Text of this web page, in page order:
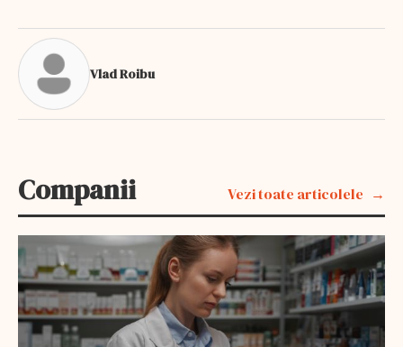
Vlad Roibu
Companii Vezi toate articolele